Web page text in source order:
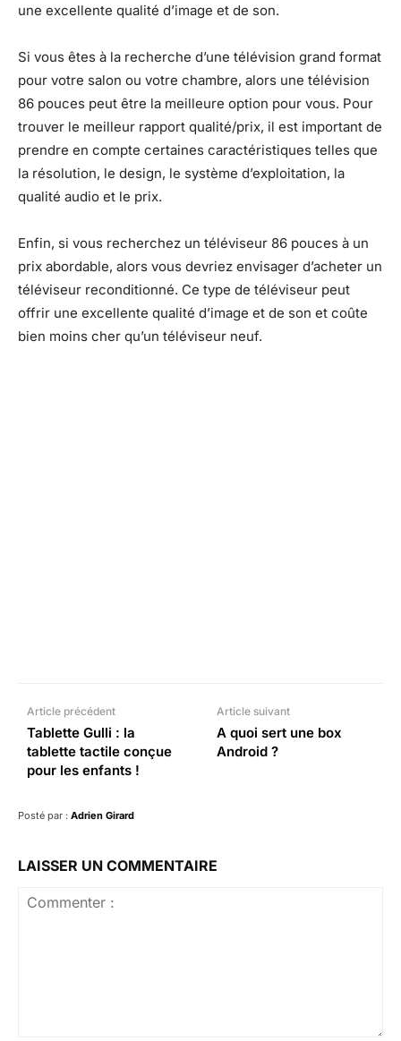
une excellente qualité d’image et de son.
Si vous êtes à la recherche d’une télévision grand format
pour votre salon ou votre chambre, alors une télévision
86 pouces peut être la meilleure option pour vous. Pour
trouver le meilleur rapport qualité/prix, il est important de
prendre en compte certaines caractéristiques telles que
la résolution, le design, le système d’exploitation, la
qualité audio et le prix.
Enfin, si vous recherchez un téléviseur 86 pouces à un
prix abordable, alors vous devriez envisager d’acheter un
téléviseur reconditionné. Ce type de téléviseur peut
offrir une excellente qualité d’image et de son et coûte
bien moins cher qu’un téléviseur neuf.
Article précédent
Tablette Gulli : la
tablette tactile conçue
pour les enfants !
Article suivant
A quoi sert une box
Android ?
Posté par : Adrien Girard
LAISSER UN COMMENTAIRE